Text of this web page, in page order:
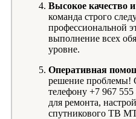
Высокое качество
команда строго
профессиональной
выполнение всех
уровне.
Оперативная
решение проблемы!
телефону +7 967
для ремонта,
спутникового ТВ